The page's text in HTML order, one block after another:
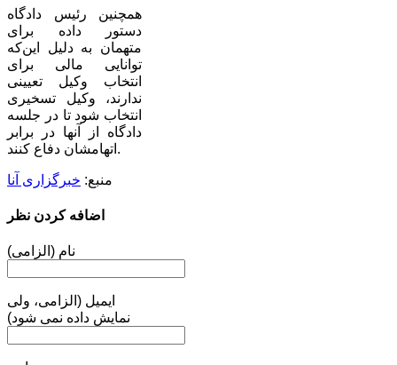
همچنین رئیس دادگاه
دستور داده برای
متهمان به دلیل این‌که
توانایی مالی برای
انتخاب وکیل تعیینی
ندارند، وکیل تسخیری
انتخاب شود تا در جلسه
دادگاه از آنها در برابر
اتهامشان دفاع کنند.
منبع: خبرگزاری آنا
اضافه کردن نظر
نام (الزامی)
ایمیل (الزامی، ولی
نمایش داده نمی شود)